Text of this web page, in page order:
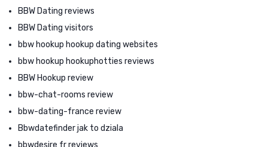
BBW Dating reviews
BBW Dating visitors
bbw hookup hookup dating websites
bbw hookup hookuphotties reviews
BBW Hookup review
bbw-chat-rooms review
bbw-dating-france review
Bbwdatefinder jak to dziala
bbwdesire fr reviews